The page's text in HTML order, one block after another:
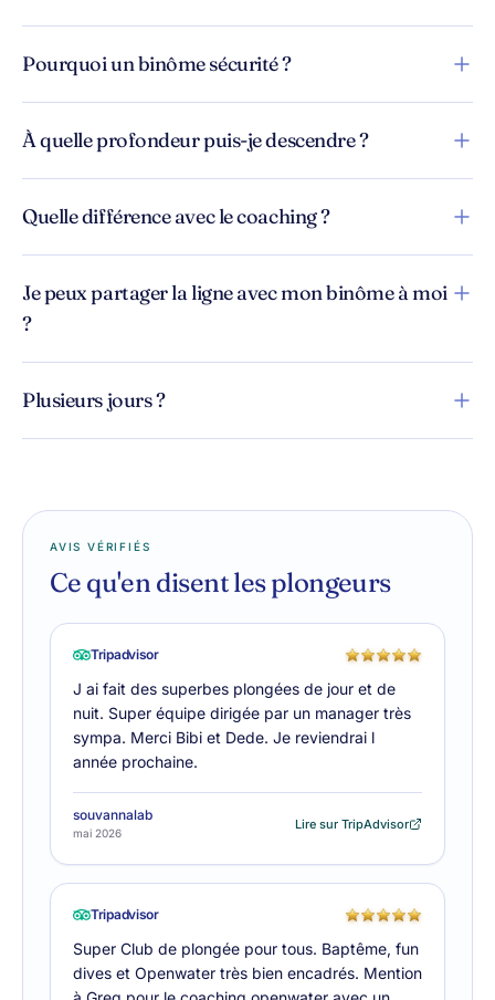
Pourquoi un binôme sécurité ?
À quelle profondeur puis-je descendre ?
Quelle différence avec le coaching ?
Je peux partager la ligne avec mon binôme à moi
?
Plusieurs jours ?
AVIS VÉRIFIÉS
Ce qu'en disent les plongeurs
Tripadvisor
J ai fait des superbes plongées de jour et de
nuit. Super équipe dirigée par un manager très
sympa. Merci Bibi et Dede. Je reviendrai l
année prochaine.
souvannalab
mai 2026
Lire sur TripAdvisor
Tripadvisor
Super Club de plongée pour tous. Baptême, fun
dives et Openwater très bien encadrés. Mention